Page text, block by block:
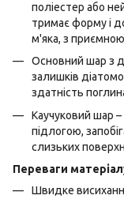
поліестер або
тримає форму і
м'яка, з
Основний шар з
залишків
здатність
Каучуковий шар –
підлогою,
слизьких
Переваги
Швидке